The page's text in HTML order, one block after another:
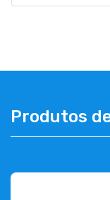
Produtos